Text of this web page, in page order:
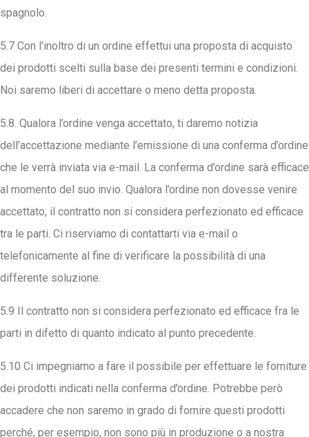
spagnolo.
5.7 Con l’inoltro di un ordine effettui una proposta di acquisto
dei prodotti scelti sulla base dei presenti termini e condizioni.
Noi saremo liberi di accettare o meno detta proposta.
5.8. Qualora l’ordine venga accettato, ti daremo notizia
dell’accettazione mediante l’emissione di una conferma d’ordine
che le verrà inviata via e-mail. La conferma d’ordine sarà efficace
al momento del suo invio. Qualora l’ordine non dovesse venire
accettato, il contratto non si considera perfezionato ed efficace
tra le parti. Ci riserviamo di contattarti via e-mail o
telefonicamente al fine di verificare la possibilità di una
differente soluzione.
5.9 Il contratto non si considera perfezionato ed efficace fra le
parti in difetto di quanto indicato al punto precedente.
5.10 Ci impegniamo a fare il possibile per effettuare le forniture
dei prodotti indicati nella conferma d’ordine. Potrebbe però
accadere che non saremo in grado di fornire questi prodotti
perché, per esempio, non sono più in produzione o a nostra